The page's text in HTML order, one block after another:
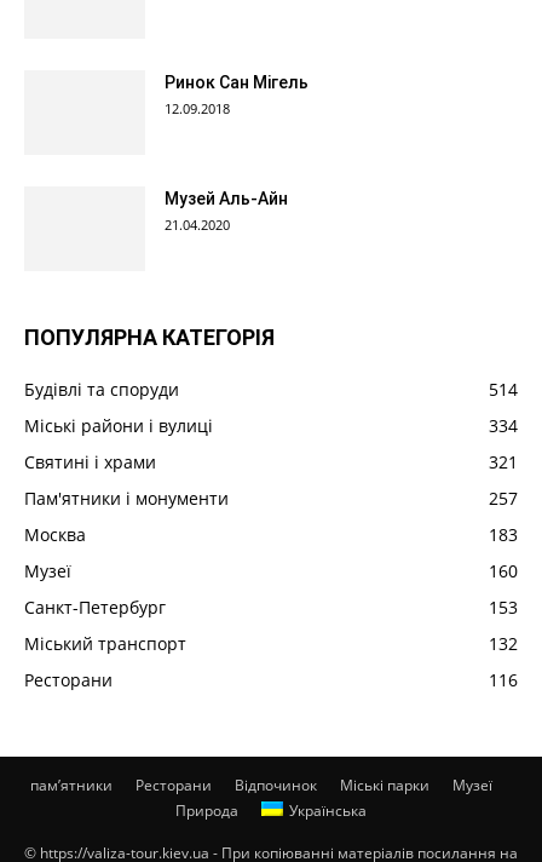
Ринок Сан Мігель
12.09.2018
Музей Аль-Айн
21.04.2020
ПОПУЛЯРНА КАТЕГОРІЯ
Будівлі та споруди
514
Міські райони і вулиці
334
Святині і храми
321
Пам'ятники і монументи
257
Москва
183
Музеї
160
Санкт-Петербург
153
Міський транспорт
132
Ресторани
116
пам’ятники Ресторани Відпочинок Міські парки
Музеї
Природа
Українська
© https://valiza-tour.kiev.ua - При копіюванні матеріалів посилання на